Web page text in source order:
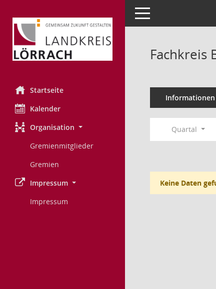
Startseite
Kalender
Organisation
Gremienmitglieder
Gremien
Impressum
Impressum
Toggle navigation
Fachkreis
Informationen
Quartal
Keine Daten